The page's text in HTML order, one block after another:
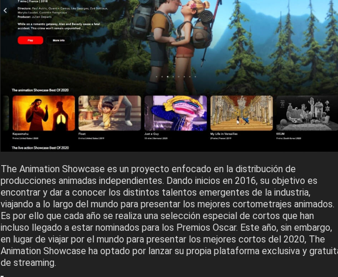
The Animation Showcase es un proyecto enfocado en la distribución de
producciones animadas independientes. Dando inicios en 2016, su objetivo es
encontrar y dar a conocer los distintos talentos emergentes de la industria,
viajando a lo largo del mundo para presentar los mejores cortometrajes animados.
Es por ello que cada año se realiza una selección especial de cortos que han
incluso llegado a estar nominados para los Premios Oscar. Este año, sin embargo,
en lugar de viajar por el mundo para presentar los mejores cortos del 2020, The
Animation Showcase ha optado por lanzar su propia plataforma exclusiva y
de streaming.